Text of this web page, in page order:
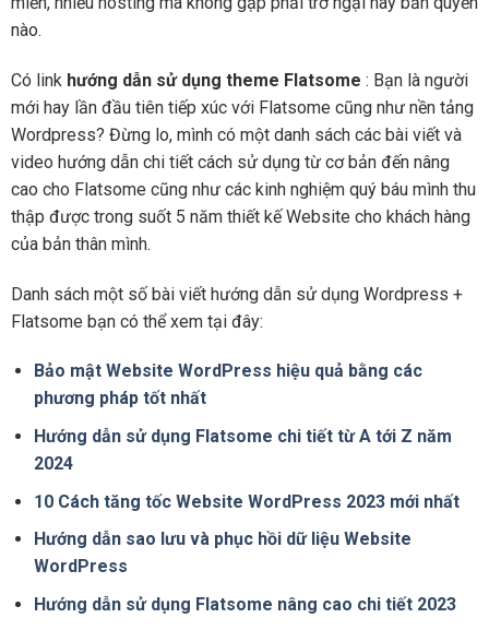
nào.
Có link hướng dẫn sử dụng theme Flatsome : Bạn là người
mới hay lần đầu tiên tiếp xúc với Flatsome cũng như nền tảng
Wordpress? Đừng lo, mình có một danh sách các bài viết và
video hướng dẫn chi tiết cách sử dụng từ cơ bản đến nâng
cao cho Flatsome cũng như các kinh nghiệm quý báu mình thu
thập được trong suốt 5 năm thiết kế Website cho khách hàng
của bản thân mình.
Danh sách một số bài viết hướng dẫn sử dụng Wordpress +
Flatsome bạn có thể xem tại đây:
Bảo mật Website WordPress hiệu quả bằng các
phương pháp tốt nhất
Hướng dẫn sử dụng Flatsome chi tiết từ A tới Z năm
2024
10 Cách tăng tốc Website WordPress 2023 mới nhất
Hướng dẫn sao lưu và phục hồi dữ liệu Website
WordPress
Hướng dẫn sử dụng Flatsome nâng cao chi tiết 2023